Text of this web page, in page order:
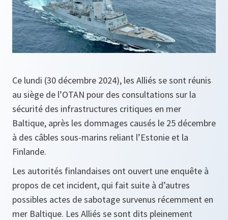
Ce lundi (30 décembre 2024), les Alliés se sont réunis
au siège de l’OTAN pour des consultations sur la
sécurité des infrastructures critiques en mer
Baltique, après les dommages causés le 25 décembre
à des câbles sous-marins reliant l’Estonie et la
Finlande.
Les autorités finlandaises ont ouvert une enquête à
propos de cet incident, qui fait suite à d’autres
possibles actes de sabotage survenus récemment en
mer Baltique. Les Alliés se sont dits pleinement